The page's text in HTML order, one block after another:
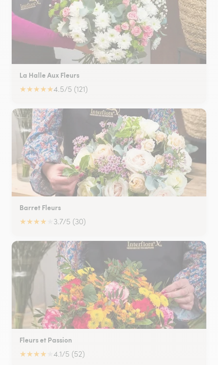
La Halle Aux Fleurs
★★★★★4.5/5 (121)
Barret Fleurs
★★★★ 3.7/5 (30)
Fleurs et Passion
★★★★ 4.1/5 (52)